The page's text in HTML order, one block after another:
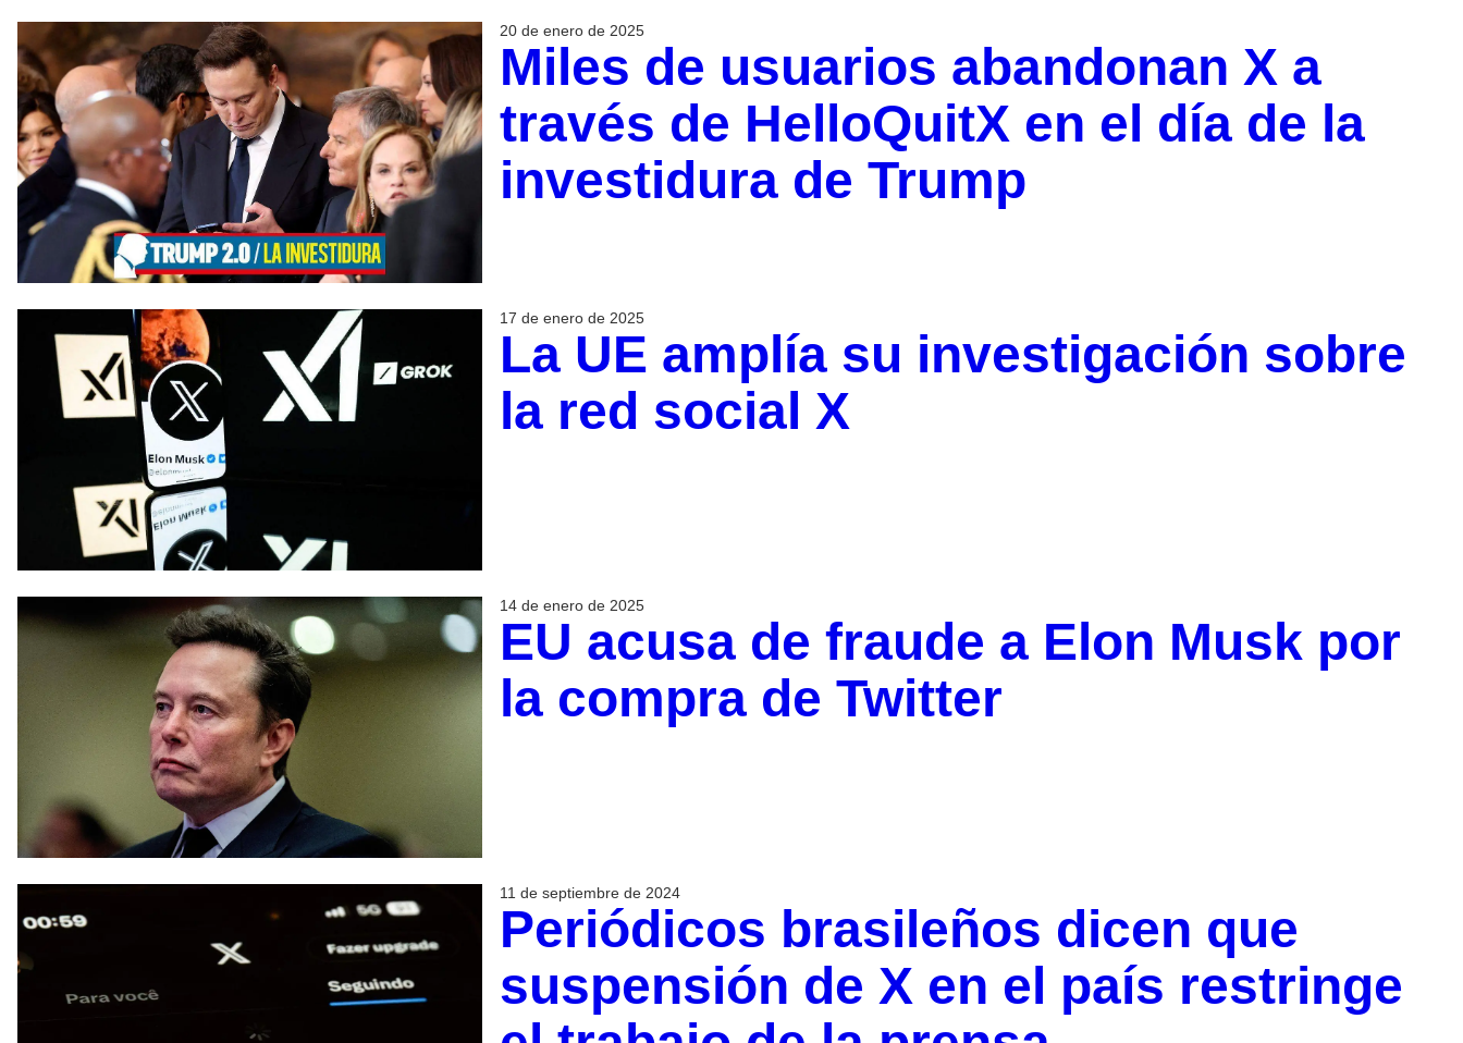
20 de enero de 2025
Miles de usuarios abandonan X a
través de HelloQuitX en el día de la
investidura de Trump
17 de enero de 2025
La UE amplía su investigación sobre
la red social X
14 de enero de 2025
EU acusa de fraude a Elon Musk por
la compra de Twitter
11 de septiembre de 2024
Periódicos brasileños dicen que
suspensión de X en el país restringe